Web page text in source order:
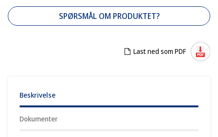
SPØRSMÅL OM PRODUKTET?
Last ned som PDF
Beskrivelse
Dokumenter